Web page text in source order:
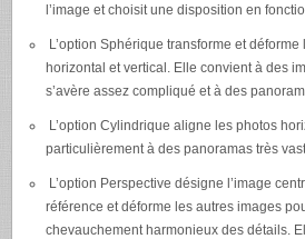
l’image et choisit une disposition en
L’option Sphérique transforme et
horizontal et vertical. Elle convient à des
s’avère assez compliqué et à des
L’option Cylindrique aligne les photos
particulièrement à des panoramas très
L’option Perspective désigne l’image
référence et déforme les autres images
chevauchement harmonieux des détails.